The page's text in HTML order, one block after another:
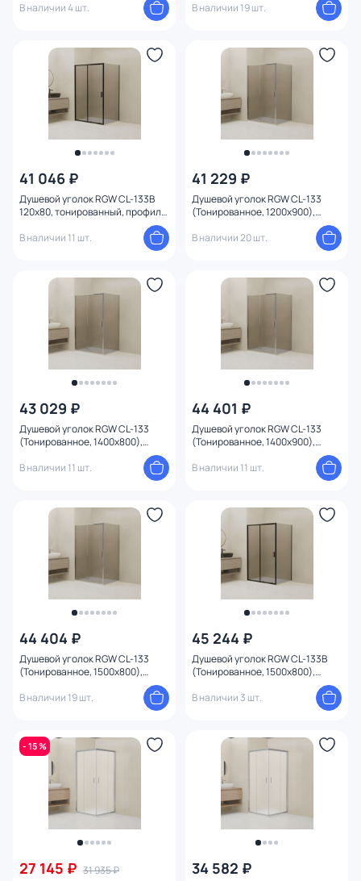
В наличии 4 шт.
В наличии 19 шт.
41 046 ₽
Душевой уголок RGW CL-133B
120х80, тонированный, профиль
В наличии 11 шт.
41 229 ₽
Душевой уголок RGW CL-133
(Тонированное, 1200x900),
В наличии 20 шт.
43 029 ₽
Душевой уголок RGW CL-133
(Тонированное, 1400x800),
В наличии 11 шт.
44 401 ₽
Душевой уголок RGW CL-133
(Тонированное, 1400x900),
В наличии 11 шт.
44 404 ₽
Душевой уголок RGW CL-133
(Тонированное, 1500x800),
В наличии 19 шт.
45 244 ₽
Душевой уголок RGW CL-133B
(Тонированное, 1500x800),
В наличии 3 шт.
- 15 %
27 145 ₽ 31 935 ₽
34 582 ₽